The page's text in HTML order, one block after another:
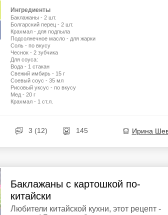
Ингредиенты
Баклажаны - 2 шт.
Болгарский перец - 2 шт.
Крахмал - для подпыла
Подсолнечное масло - для жарки
Соль - по вкусу
Чеснок - 2 зубчика
Для соуса:
Вода - 1 стакан
Свежий имбирь - 15 г
Соевый соус - 35 мл
Рисовый уксус - по вкусу
Мед - 20 г
Крахмал - 1 ст.л.
3 (12) 145 Ирина
Баклажаны с картошкой по-
китайски
Любители китайской кухни, этот рецепт -